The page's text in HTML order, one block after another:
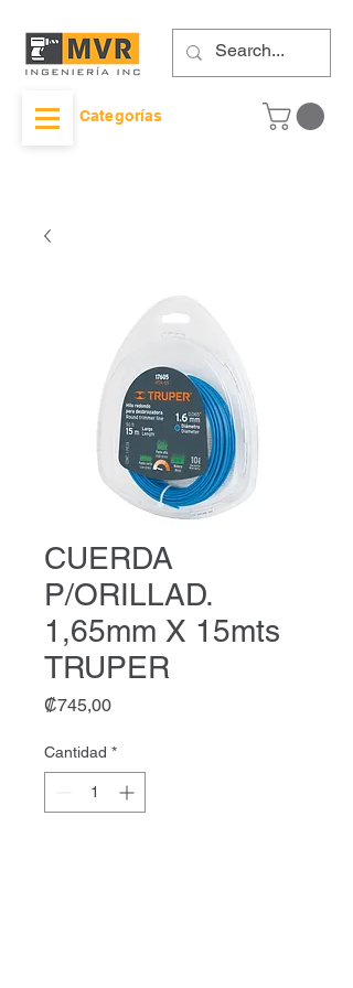
Categorías
CUERDA
P/ORILLAD.
1,65mm X 15mts
TRUPER
₡745,00Precio
Cantidad *